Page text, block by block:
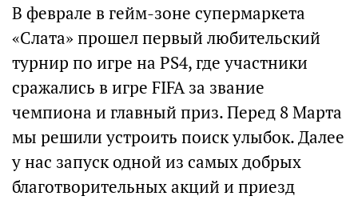
В феврале в гейм-зоне супермаркета
«Слата» прошел первый любительский
турнир по игре на PS4, где участники
сражались в игре FIFA за звание
чемпиона и главный приз. Перед 8 Марта
мы решили устроить поиск улыбок. Далее
у нас запуск одной из самых добрых
благотворительных акций и приезд